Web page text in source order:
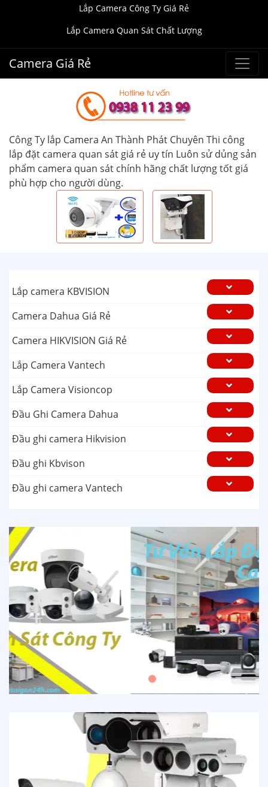
Lắp Camera Công Ty Giá Rẻ
Lắp Camera Quan Sát Chất Lượng
Camera Giá Rẻ
Công Ty lắp Camera An Thành Phát Chuyên Thi công
lắp đặt camera quan sát giá rẻ uy tín Luôn sử dủng sản
phẩm camera quan sát chính hãng chất lượng tốt giá
phù hợp cho người dùng.
Lắp camera KBVISION
Camera Dahua Giá Rẻ
Camera HIKVISION Giá Rẻ
Lắp Camera Vantech
Lắp Camera Visioncop
Đầu Ghi Camera Dahua
Đầu ghi camera Hikvision
Đầu ghi Kbvison
Đầu ghi camera Vantech